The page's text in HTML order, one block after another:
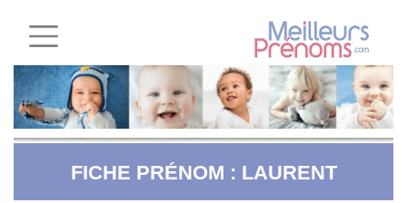
FICHE PRÉNOM : LAURENT